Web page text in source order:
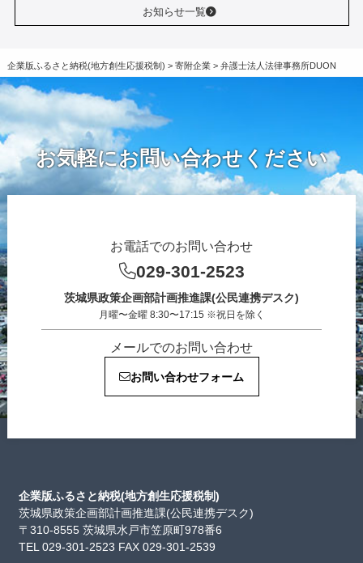
お知らせ一覧
企業版ふるさと納税(地方創生応援税制) > 寄附企業> 弁護士法人法律事務所DUON
お気軽にお問い合わせください
お電話でのお問い合わせ
029-301-2523
茨城県政策企画部計画推進課(公民連携デスク)
月曜〜金曜 8:30〜17:15 ※祝日を除く
メールでのお問い合わせ
お問い合わせフォーム
企業版ふるさと納税(地方創生応援税制)
茨城県政策企画部計画推進課(公民連携デスク)
〒310-8555 茨城県水戸市笠原町978番6
TEL 029-301-2523 FAX 029-301-2539